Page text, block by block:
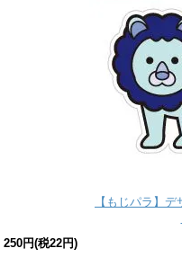
【もじパラ】
250円(税22円)